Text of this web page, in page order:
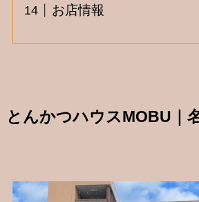
お店情報
とんかつハウスMOBU｜